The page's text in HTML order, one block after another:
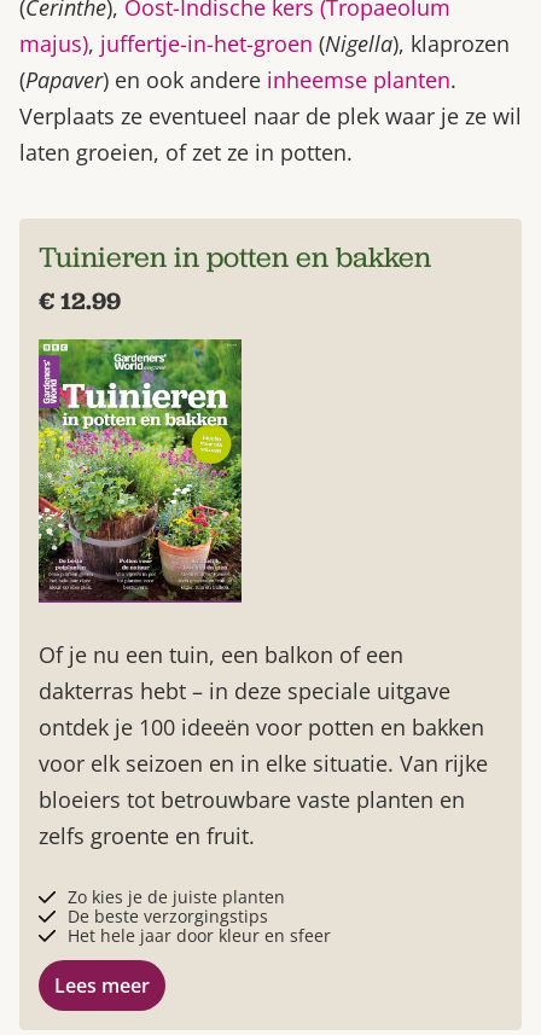
(Cerinthe), Oost-Indische kers (Tropaeolum
majus), juffertje-in-het-groen (Nigella), klaprozen
(Papaver) en ook andere inheemse planten.
Verplaats ze eventueel naar de plek waar je ze wil
laten groeien, of zet ze in potten.
Tuinieren in potten en bakken
€ 12.99
Of je nu een tuin, een balkon of een
dakterras hebt – in deze speciale uitgave
ontdek je 100 ideeën voor potten en bakken
voor elk seizoen en in elke situatie. Van rijke
bloeiers tot betrouwbare vaste planten en
zelfs groente en fruit.
Zo kies je de juiste planten
De beste verzorgingstips
Het hele jaar door kleur en sfeer
Lees meer